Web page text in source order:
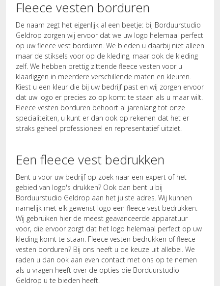
Fleece vesten borduren
De naam zegt het eigenlijk al een beetje: bij Borduurstudio
Geldrop zorgen wij ervoor dat we uw logo helemaal perfect
op uw fleece vest borduren. We bieden u daarbij niet alleen
maar de stiksels voor op de kleding, maar ook de kleding
zelf. We hebben prettig zittende fleece vesten voor u
klaarliggen in meerdere verschillende maten en kleuren.
Kiest u een kleur die bij uw bedrijf past en wij zorgen ervoor
dat uw logo er precies zo op komt te staan als u maar wilt.
Fleece vesten borduren behoort al jarenlang tot onze
specialiteiten, u kunt er dan ook op rekenen dat het er
straks geheel professioneel en representatief uitziet.
Een fleece vest bedrukken
Bent u voor uw bedrijf op zoek naar een expert of het
gebied van logo's drukken? Ook dan bent u bij
Borduurstudio Geldrop aan het juiste adres. Wij kunnen
namelijk met elk gewenst logo een fleece vest bedrukken.
Wij gebruiken hier de meest geavanceerde apparatuur
voor, die ervoor zorgt dat het logo helemaal perfect op uw
kleding komt te staan. Fleece vesten bedrukken of fleece
vesten borduren? Bij ons heeft u de keuze uit allebei. We
raden u dan ook aan even contact met ons op te nemen
als u vragen heeft over de opties die Borduurstudio
Geldrop u te bieden heeft.